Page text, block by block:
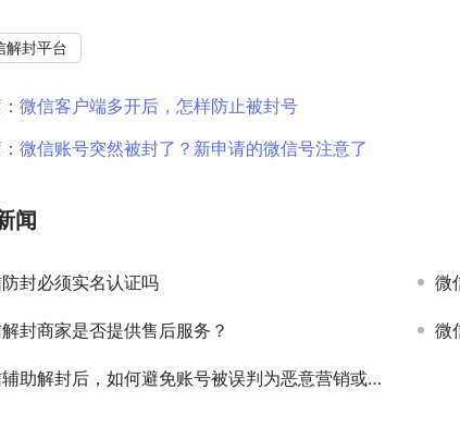
解封平台
微信客户端多开后，怎样防止被封号
微信账号突然被封了？新申请的微信号注意了
闻
封必须实名认证吗 微
封商家是否提供售后服务？ 微
助解封后，如何避免账号被误判为恶意营销或广告行为？